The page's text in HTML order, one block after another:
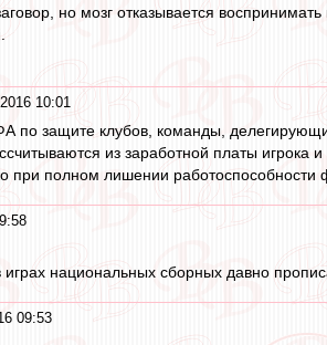
но мозг отказывается воспринимать
10:01
по защите клубов, команды,
из заработной платы
при полном лишении
национальных сборных давно
09:53